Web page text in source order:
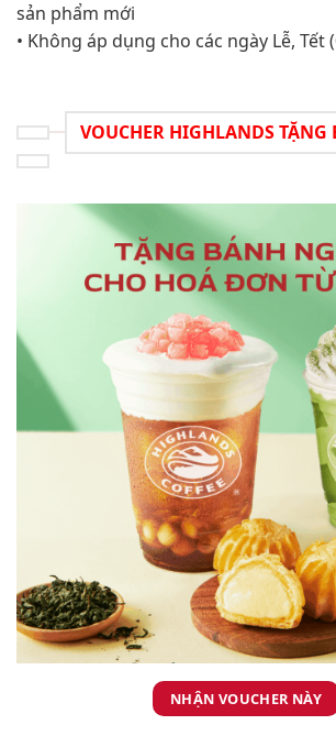
sản phẩm mới
• Không áp dụng cho các ngày Lễ, Tết
VOUCHER HIGHLANDS
NHẬN VOUCHER NÀY